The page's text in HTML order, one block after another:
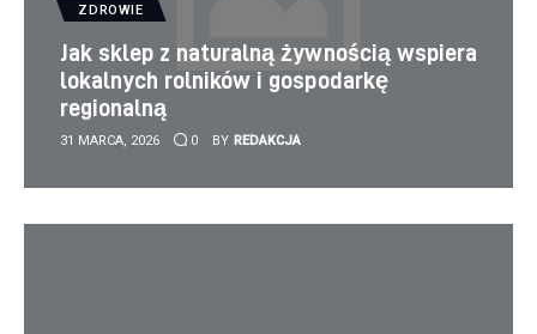
ZDROWIE
Jak sklep z naturalną żywnością wspiera
lokalnych rolników i gospodarkę
regionalną
31 MARCA, 2026 0 BY REDAKCJA